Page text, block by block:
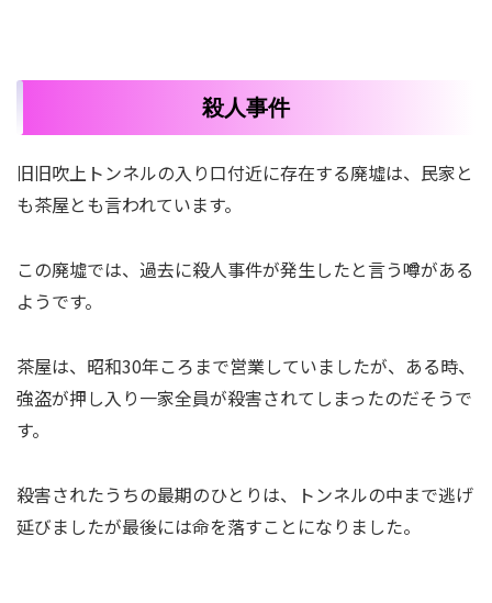
殺人事件
旧旧吹上トンネルの入り口付近に存在する廃墟は、民家と
も茶屋とも言われています。
この廃墟では、過去に殺人事件が発生したと言う噂がある
ようです。
茶屋は、昭和30年ころまで営業していましたが、ある時、
強盗が押し入り一家全員が殺害されてしまったのだそうで
す。
殺害されたうちの最期のひとりは、トンネルの中まで逃げ
延びましたが最後には命を落すことになりました。